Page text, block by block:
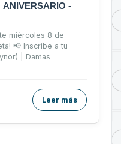
ANIVERSARIO -
miércoles 8 de
📢 Inscribe a tu
| Damas
Leer más